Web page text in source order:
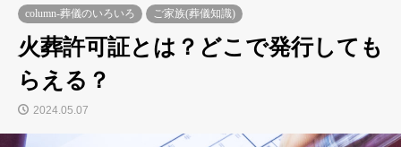
column-葬儀のいろいろ ご家族(葬儀知識)
火葬許可証とは？どこで発行しても
らえる？
2024.05.07